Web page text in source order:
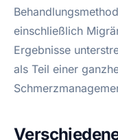
einschließlich
Ergebnisse
als Teil einer